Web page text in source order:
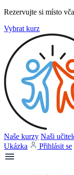
Rezervujte si místo
Vybrat kurz
Naše kurzy Naši
Ukázka
Přihlásit se